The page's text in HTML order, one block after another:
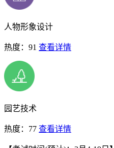
人物形象设计
热度：91 查看详情
园艺技术
热度：77 查看详情